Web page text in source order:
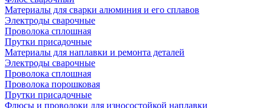
Материалы для сварки алюминия и его сплавов
Электроды сварочные
Проволока сплошная
Прутки присадочные
Материалы для наплавки и ремонта деталей
Электроды сварочные
Проволока сплошная
Проволока порошковая
Прутки присадочные
Флюсы и проволоки для износостойкой наплавки